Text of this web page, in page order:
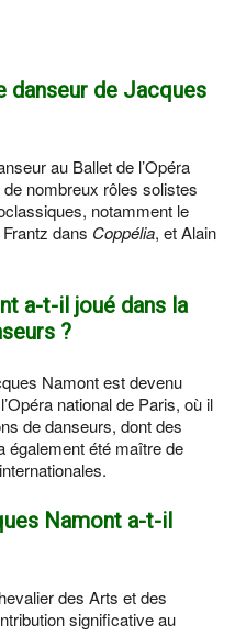
danseur de Jacques
au Ballet de l’Opéra
nombreux rôles solistes
notamment le
Frantz dans Coppélia, et Alain
a-t-il joué dans la
?
Namont est devenu
national de Paris, où il
de danseurs, dont des
également été maître de
Namont a-t-il
des Arts et des
significative au